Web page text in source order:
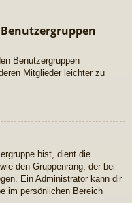
Benutzergruppen
Mitglieder leichter zu
bist, dient die
den Gruppenrang, der bei
Ein Administrator kann dir
im persönlichen Bereich